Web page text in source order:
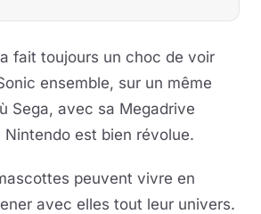
fait toujours un choc de voir
ensemble, sur un même
Sega, avec sa Megadrive
est bien révolue.
peuvent vivre en
avec elles tout leur univers.